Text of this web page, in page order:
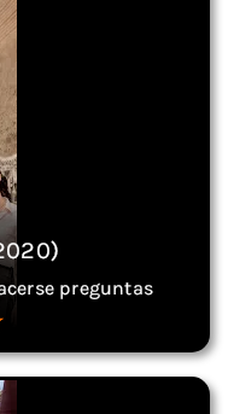
preguntas